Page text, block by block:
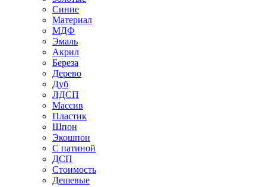
Синие
Материал
МДФ
Эмаль
Акрил
Береза
Дерево
Дуб
ЛДСП
Массив
Пластик
Шпон
Экошпон
С патиной
ДСП
Стоимость
Дешевые